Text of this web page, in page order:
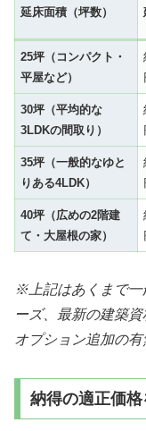
延床面積（坪数）
25坪（コンパクト・
平屋など）
30坪（平均的な
3LDKの間取り）
35坪（一般的なゆと
りある4LDK）
40坪（広めの2階建
て・大屋根の家）
※上記はあくまで一
ーズ、最新の建築
オプション追加の有
納得の適正価